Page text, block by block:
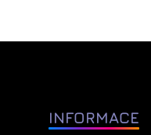
INFORMACE